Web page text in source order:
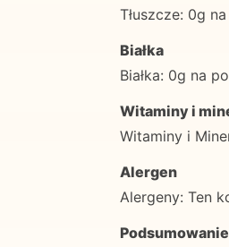
Tłuszcze: 0g
Białka
Białka: 0g na
Witaminy i
Witaminy i
Alergen
Alergeny: Ten
Podsumowanie